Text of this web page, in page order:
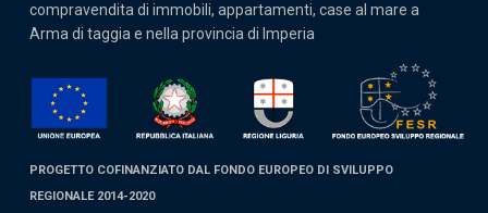
compravendita di immobili, appartamenti, case al mare a
Arma di taggia e nella provincia di Imperia
PROGETTO COFINANZIATO DAL FONDO EUROPEO DI SVILUPPO
REGIONALE 2014-2020